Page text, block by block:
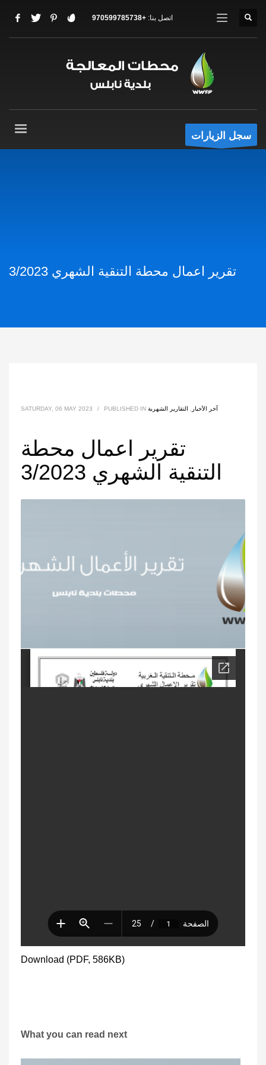
اتصل بنا: +970599785738
سجل الزيارات
تقرير اعمال محطة التنقية الشهري 3/2023
SATURDAY, 06 MAY 2023 / PUBLISHED IN آخر الأخبار التقارير الشهرية
تقرير اعمال محطة
التنقية الشهري 3/2023
Download (PDF, 586KB)
What you can read next